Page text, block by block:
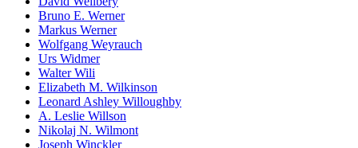
Bruno E. Werner
Markus Werner
Wolfgang Weyrauch
Urs Widmer
Walter Wili
Elizabeth M. Wilkinson
Leonard Ashley Willoughby
A. Leslie Willson
Nikolaj N. Wilmont
Joseph Winckler